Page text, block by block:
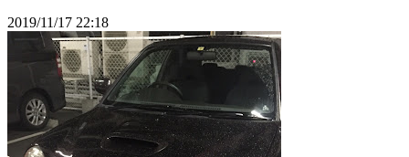
2019/11/17 22:18